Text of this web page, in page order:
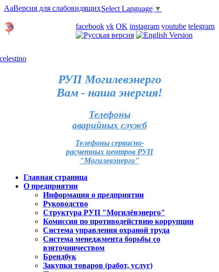
AaВерсия для слабовидящихSelect Language ▼
facebook vk OK instagram youtube telegram
РУП Могилевэнерго
Вам - наша энергия!
Телефоны
аварийных служб
Телефоны сервисно-
расчетных центров РУП
"Могилевэнерго"
Главная страница
О предприятии
Информация о предприятии
Руководство
Структура РУП "Могилёвэнерго"
Комиссия по противодействию коррупции
Система управления охраной труда
Система менеджмента борьбы со
взяточничеством
Брендбук
Закупки товаров (работ, услуг)